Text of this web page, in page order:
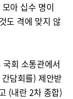
아 십수 명이
도 격에 맞지 않
회 소통관에서
담회를) 제안받
(내란 2차 종합)